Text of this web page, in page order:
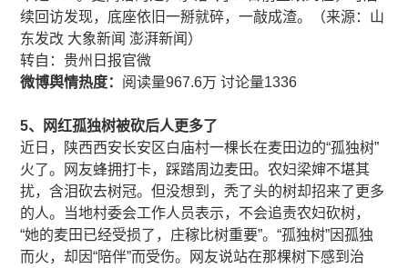
续回访发现，底座依旧一掰就碎，一敲成渣。（来源：山
东发改 大象新闻 澎湃新闻）
​​转自：贵州日报官微
微博舆情热度： 阅读量967.6万 讨论量1336
5、网红孤独树被砍后人更多了
近日，陕西西安长安区白庙村一棵长在麦田边的“孤独树”
火了。网友蜂拥打卡，踩踏周边麦田。农妇梁婶不堪其
扰，含泪砍去树冠。但没想到，秃了头的树却招来了更多
的人。当地村委会工作人员表示，不会追责农妇砍树，
“她的麦田已经受损了，庄稼比树重要”。“孤独树”因孤独
而火，却因“陪伴”而受伤。网友说站在那棵树下感到治